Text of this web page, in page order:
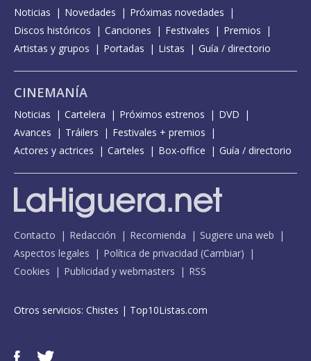
Noticias Novedades
Próximas novedades
Discos históricos
Canciones Festivales
Premios
Artistas y grupos
Portadas Listas Guía / directorio
CINEMANÍA
Noticias Cartelera Próximos estrenos
DVD
Avances
Tráilers
Festivales + premios
Actores y actrices
Carteles Box-office Guía / directorio
Contacto Redacción Recomienda
Sugiere una web
Aspectos legales
Política de privacidad (Cambiar)
Cookies
Publicidad y webmasters RSS
Otros servicios: Chistes | Top10Listas.com